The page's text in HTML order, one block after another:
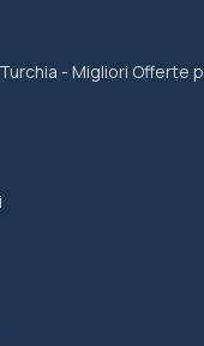
- Migliori Offerte